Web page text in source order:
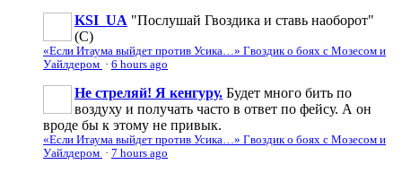
KSI_UA "Послушай Гвоздика и ставь наоборот"
(С)
«Если Итаума выйдет против Усика…» Гвоздик о боях с Мозесом и
Уайлдером · 6 hours ago
Не стреляй! Я кенгуру. Будет много бить по
воздуху и получать часто в ответ по фейсу. А он
вроде бы к этому не привык.
«Если Итаума выйдет против Усика…» Гвоздик о боях с Мозесом и
Уайлдером · 7 hours ago